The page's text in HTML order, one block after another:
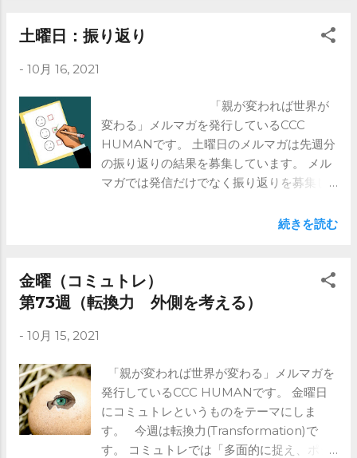
human.com/mail-magazine
土曜日：振り返り
- 10月 16, 2021
「親が変われば世界が
変わる」メルマガを発行しているCCC
HUMANです。 土曜日のメルマガは先週分
の振り返りの結果を募集しています。 メル
マガでは発信だけでなく振り返りを募集し
を聞くように促す 金曜：転換力
急には育ちません。 毎日継続していくこと
が大事と思います。 土日に振り返っていた
だき、次の水曜日にその結果を共有しま
非！ https://www.ccc-human.com/mail-
magazine
続きを読む
金曜（コミュトレ）
第73週（転換力 外側を考える）
- 10月 15, 2021
「親が変われば世界が変わる」メルマガを
発行しているCCC HUMANです。 金曜日
にコミュトレというものをテーマにしま
す。 今週は転換力(Transformation)で
す。 コミュトレでは「多面的に捉え、ポジ